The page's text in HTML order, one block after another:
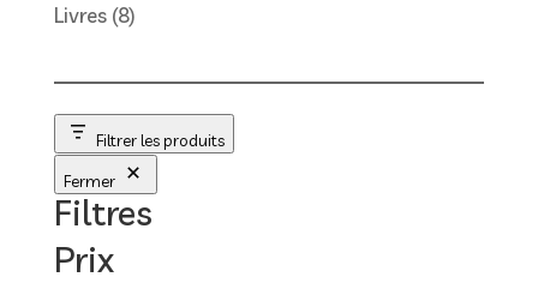
Livres 88
Filtrer les produits
Fermer
Filtres
Prix